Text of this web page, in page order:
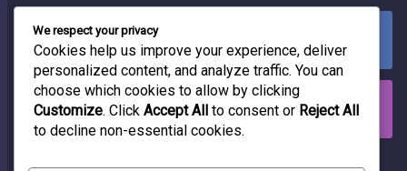
FACEBOOK
0LIKES
INSTAGRAM
0FOLLOWERS
We respect your privacy
Cookies help us improve your experience, deliver
personalized content, and analyze traffic. You can
choose which cookies to allow by clicking
Customize. Click Accept All to consent or Reject All
to decline non-essential cookies.